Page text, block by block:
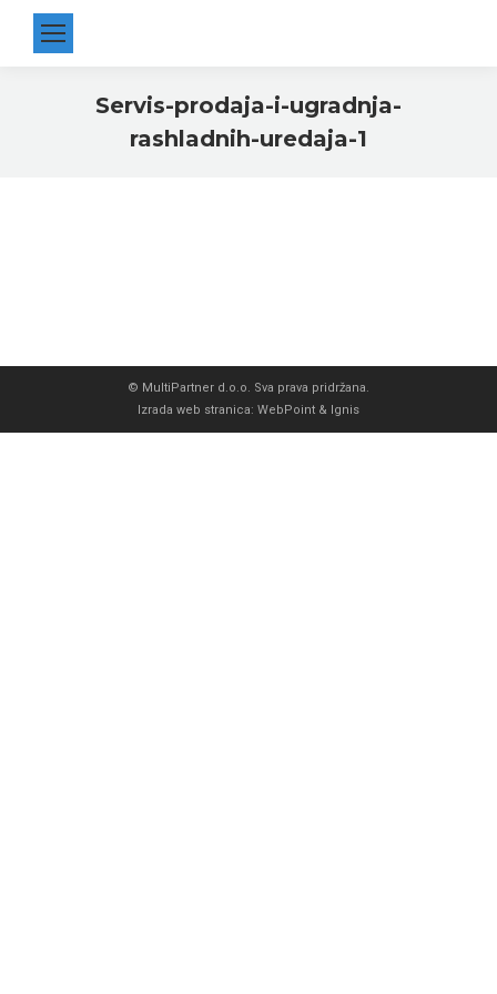
Servis-prodaja-i-ugradnja-
rashladnih-uredaja-1
© MultiPartner d.o.o. Sva prava pridržana.
Izrada web stranica: WebPoint & Ignis